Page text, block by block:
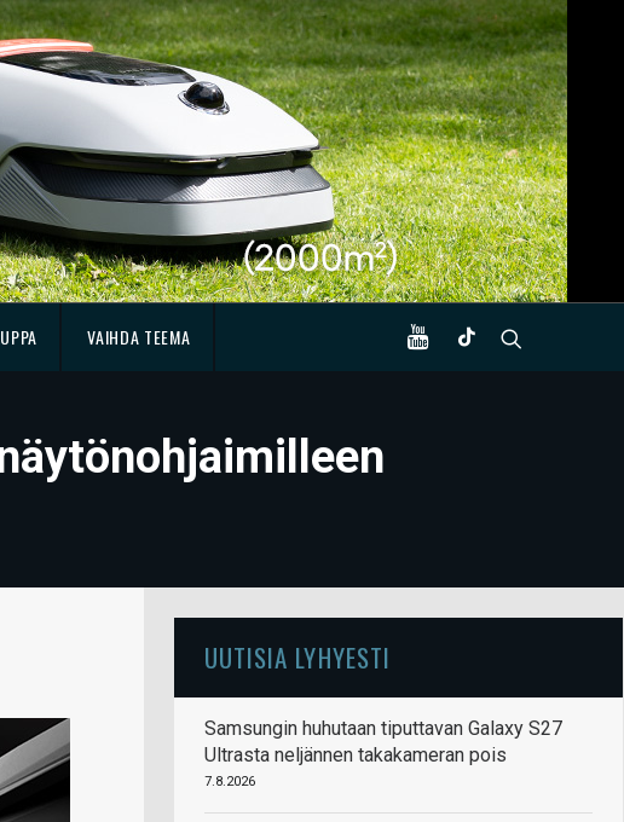
VAIHDA TEEMA
UUTISIA LYHYESTI
Samsungin huhutaan tiputtavan Galaxy S27
Ultrasta neljännen takakameran pois
7.8.2026